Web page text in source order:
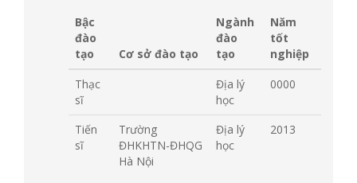
Bậc
đào
tạo
Cơ sở đào tạo
Ngành
đào
tạo
Năm
tốt
nghiệp
Thạc
sĩ
Địa lý
học
0000
Tiến
sĩ
Trường
ĐHKHTN-ĐHQG
Hà Nội
Địa lý
học
2013